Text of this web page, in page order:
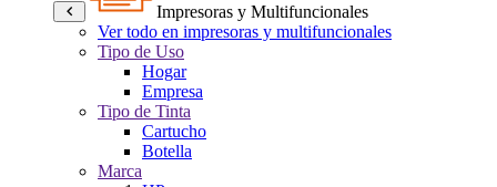
Impresoras y Multifuncionales
Ver todo en impresoras y multifuncionales
Tipo de Uso
Hogar
Empresa
Tipo de Tinta
Cartucho
Botella
Marca